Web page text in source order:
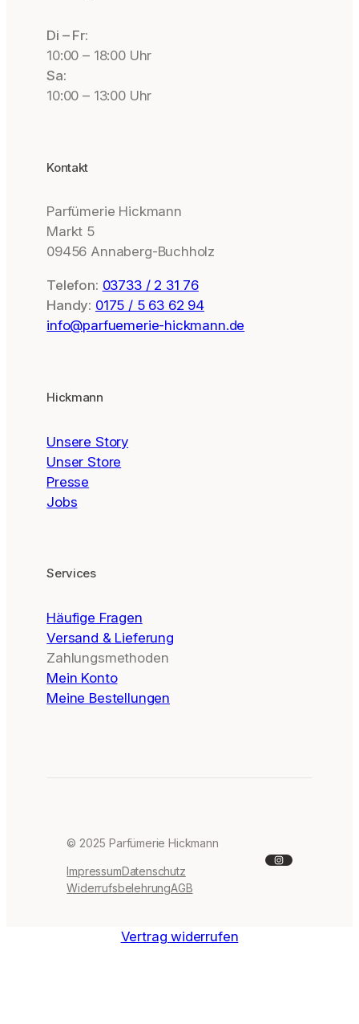
Di – Fr:
10:00 – 18:00 Uhr
Sa:
10:00 – 13:00 Uhr
Kontakt
Parfümerie Hickmann
Markt 5
09456 Annaberg-Buchholz
Telefon: 03733 / 2 31 76
Handy: 0175 / 5 63 62 94
info@parfuemerie-hickmann.de
Hickmann
Unsere Story
Unser Store
Presse
Jobs
Services
Häufige Fragen
Versand & Lieferung
Zahlungsmethoden
Mein Konto
Meine Bestellungen
© 2025 Parfümerie Hickmann
ImpressumDatenschutz
WiderrufsbelehrungAGB
Instagram
Vertrag widerrufen